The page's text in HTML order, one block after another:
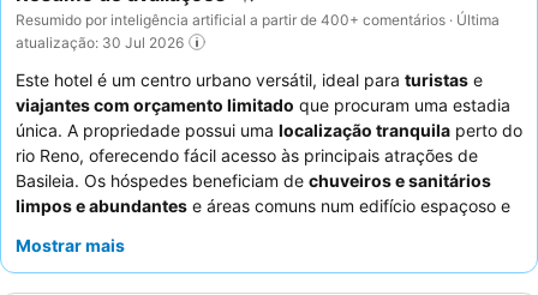
Resumido por inteligência artificial a partir de 400+ comentários · Última
atualização: 30 Jul 2026
Este hotel é um centro urbano versátil, ideal para turistas e
viajantes com orçamento limitado que procuram uma estadia
única. A propriedade possui uma localização tranquila perto do
rio Reno, oferecendo fácil acesso às principais atrações de
Basileia. Os hóspedes beneficiam de chuveiros e sanitários
limpos e abundantes e áreas comuns num edifício espaçoso e
pela sua postura amigável e prestável, complementando o
Mostrar mais